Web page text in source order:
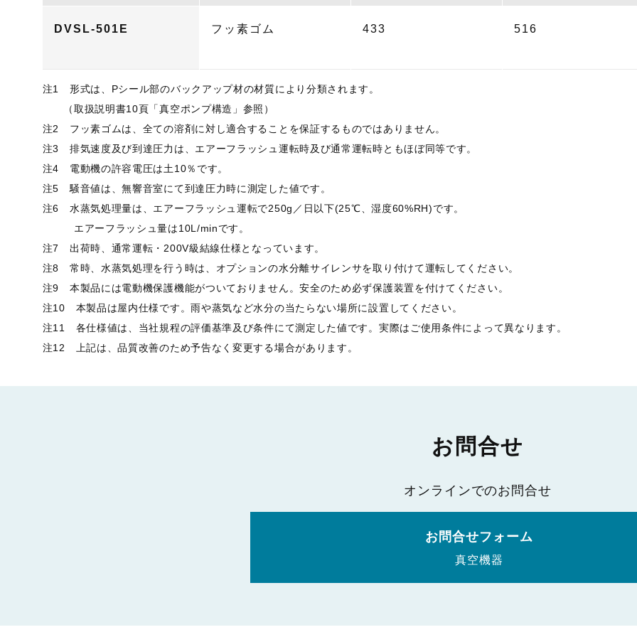
DVSL-501E フッ素ゴム 433 516
注1 形式は、Pシール部のバックアップ材の材質により分類されます。
（取扱説明書10頁「真空ポンプ構造」参照）
注2 フッ素ゴムは、全ての溶剤に対し適合することを保証するものではありません。
注3 排気速度及び到達圧力は、エアーフラッシュ運転時及び通常運転時ともほぼ同等です。
注4 電動機の許容電圧は土10％です。
注5 騒音値は、無響音室にて到達圧力時に測定した値です。
注6 水蒸気処理量は、エアーフラッシュ運転で250g／日以下(25℃、湿度60%RH)です。
エアーフラッシュ量は10L/minです。
注7 出荷時、通常運転・200V級結線仕様となっています。
注8 常時、水蒸気処理を行う時は、オプションの水分離サイレンサを取り付けて運転してください。
注9 本製品には電動機保護機能がついておりません。安全のため必ず保護装置を付けてください。
注10 本製品は屋内仕様です。雨や蒸気など水分の当たらない場所に設置してください。
注11 各仕様値は、当社規程の評価基準及び条件にて測定した値です。実際はご使用条件によって異なります。
注12 上記は、品質改善のため予告なく変更する場合があります。
お問合せ
オンラインでのお問合せ
お問合せフォーム
真空機器